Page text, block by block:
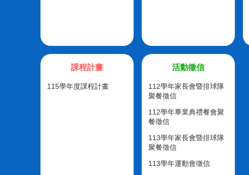
課程計畫
115學年度課程計畫
活動徵信
112學年家長會暨排球隊
聚餐徵信
112學年畢業典禮餐會聚
餐徵信
113學年家長會暨排球隊
聚餐徵信
113學年運動會徵信